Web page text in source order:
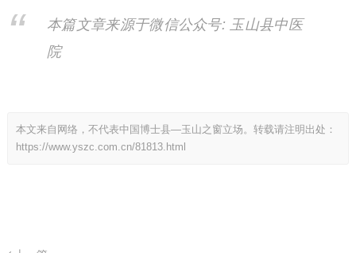
本篇文章来源于微信公众号: 玉山县中医
院
本文来自网络，不代表中国博士县—玉山之窗立场。转载请注明出处：
https://www.yszc.com.cn/81813.html